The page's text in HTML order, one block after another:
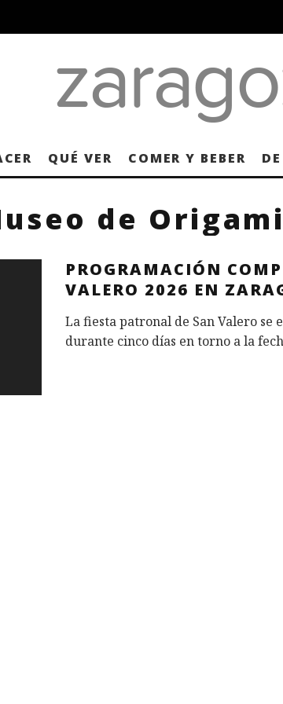
QUÉ VER COMER Y BEBER
de Origami
PROGRAMACIÓN
VALERO 2026 EN
La fiesta patronal de San Valero se
durante cinco días en torno a la